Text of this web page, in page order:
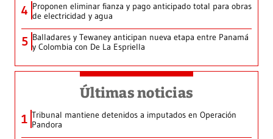
4 Proponen eliminar fianza y pago anticipado total para obras
de electricidad y agua
5 Balladares y Tewaney anticipan nueva etapa entre Panamá
y Colombia con De La Espriella
Últimas noticias
1 Tribunal mantiene detenidos a imputados en Operación
Pandora